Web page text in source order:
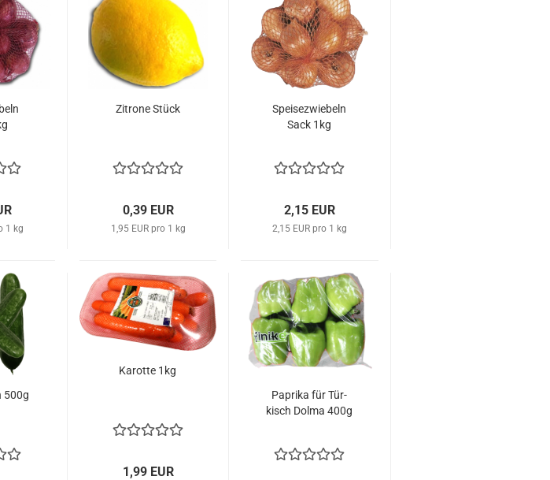
1 kg
Zi­tro­ne Stück
0,39 EUR
1,95 EUR pro 1 kg
Spei­se­zwie­beln
Sack 1kg
2,15 EUR
2,15 EUR pro 1 kg
500g
Ka­rot­te 1kg
1,99 EUR
Pa­pri­ka für Tür­
kisch Dolma 400g